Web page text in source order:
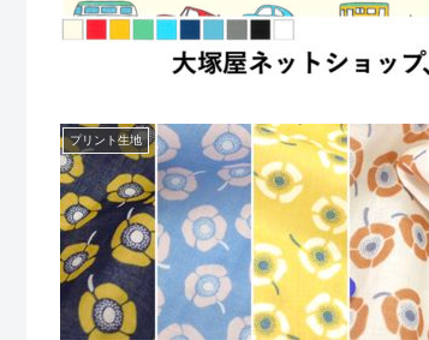
プリント生地